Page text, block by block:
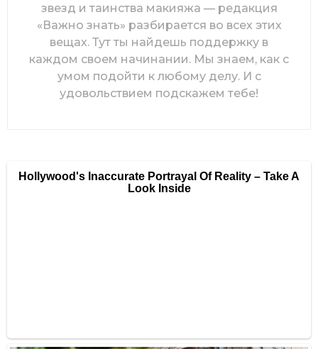
звезд и таинства макияжа — редакция
«Важно знать» разбирается во всех этих
вещах. Тут ты найдешь поддержку в
каждом своем начинании. Мы знаем, как с
умом подойти к любому делу. И с
удовольствием подскажем тебе!